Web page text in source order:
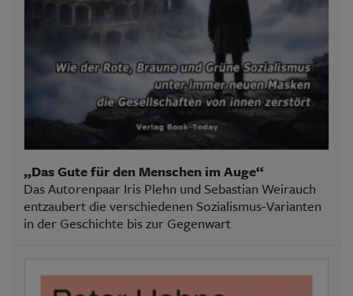
„Das Gute für den Menschen im Auge“
Das Autorenpaar Iris Plehn und Sebastian Weirauch
entzaubert die verschiedenen Sozialismus-Varianten
in der Geschichte bis zur Gegenwart